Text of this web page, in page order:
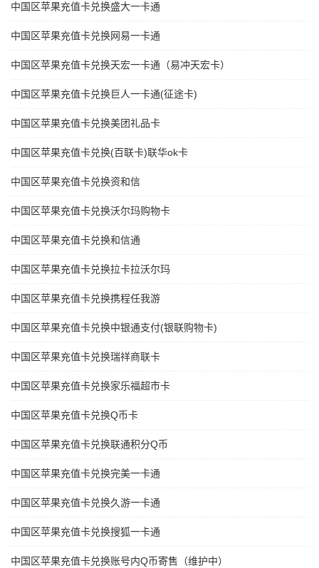
中国区苹果充值卡兑换盛大一卡通
中国区苹果充值卡兑换网易一卡通
中国区苹果充值卡兑换天宏一卡通（易冲天宏卡）
中国区苹果充值卡兑换巨人一卡通(征途卡)
中国区苹果充值卡兑换美团礼品卡
中国区苹果充值卡兑换(百联卡)联华ok卡
中国区苹果充值卡兑换资和信
中国区苹果充值卡兑换沃尔玛购物卡
中国区苹果充值卡兑换和信通
中国区苹果充值卡兑换拉卡拉沃尔玛
中国区苹果充值卡兑换携程任我游
中国区苹果充值卡兑换中银通支付(银联购物卡)
中国区苹果充值卡兑换瑞祥商联卡
中国区苹果充值卡兑换家乐福超市卡
中国区苹果充值卡兑换Q币卡
中国区苹果充值卡兑换联通积分Q币
中国区苹果充值卡兑换完美一卡通
中国区苹果充值卡兑换久游一卡通
中国区苹果充值卡兑换搜狐一卡通
中国区苹果充值卡兑换账号内Q币寄售（维护中）